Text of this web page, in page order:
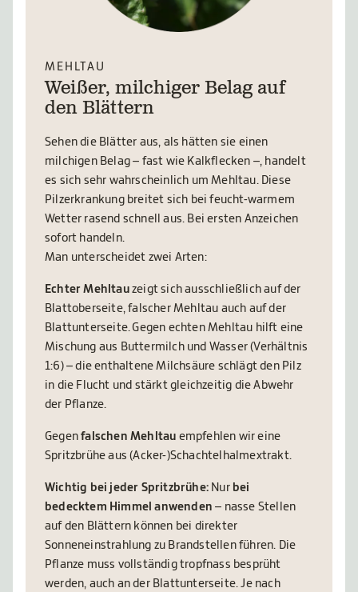
MEHLTAU
Weißer, milchiger Belag auf
den Blättern
Sehen die Blätter aus, als hätten sie einen
milchigen Belag – fast wie Kalkflecken –, handelt
es sich sehr wahrscheinlich um Mehltau. Diese
Pilzerkrankung breitet sich bei feucht-warmem
Wetter rasend schnell aus. Bei ersten Anzeichen
sofort handeln.
Man unterscheidet zwei Arten:
Echter Mehltauzeigt sich ausschließlich auf der
Blattoberseite, falscher Mehltau auch auf der
Blattunterseite. Gegen echten Mehltau hilft eine
Mischung aus Buttermilch und Wasser (Verhältnis
1:6) – die enthaltene Milchsäure schlägt den Pilz
in die Flucht und stärkt gleichzeitig die Abwehr
der Pflanze.
Gegenfalschen Mehltau empfehlen wir eine
Spritzbrühe aus (Acker-)Schachtelhalmextrakt.
Wichtig bei jeder Spritzbrühe: Nur bei
bedecktem Himmel anwenden – nasse Stellen
auf den Blättern können bei direkter
Sonneneinstrahlung zu Brandstellen führen. Die
Pflanze muss vollständig tropfnass besprüht
werden, auch an der Blattunterseite. Je nach